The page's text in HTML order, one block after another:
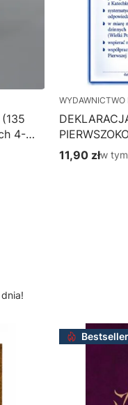
4-
parafialny,
Cena brutto
11,90 złw tym
w tym
Bestseller